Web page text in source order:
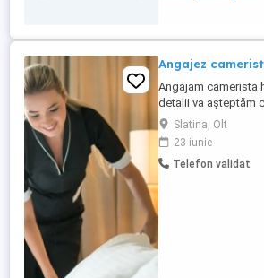
Angajez
Angajam camerista
detalii va așteptăm
hotelului.
Slatina, Olt
23 iunie
Telefon validat